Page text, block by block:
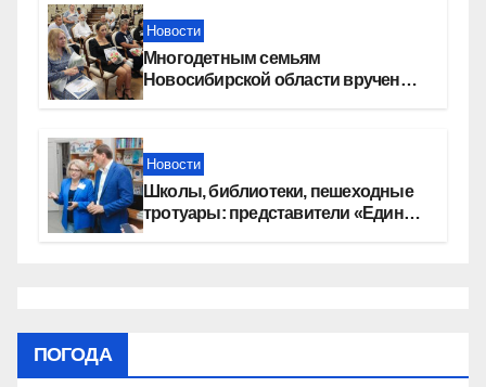
Новости
Многодетным семьям
Новосибирской области вручены
Новости
Школы, библиотеки, пешеходные
тротуары: представители «Единой
ПОГОДА